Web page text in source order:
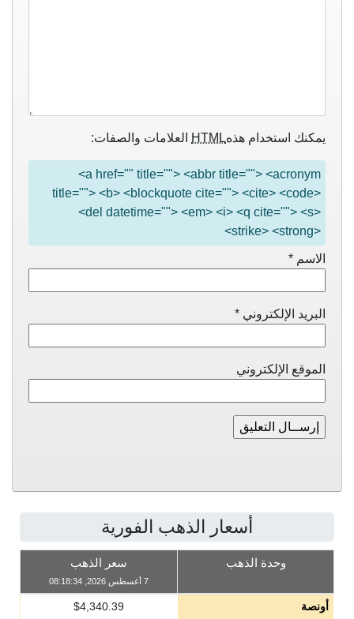
يمكنك استخدام هذهHTML العلامات والصفات:
<a href="" title=""> <abbr title=""> <acronym
title=""> <b> <blockquote cite=""> <cite> <code>
<del datetime=""> <em> <i> <q cite=""> <s>
<strike> <strong>
الاسم *
البريد الإلكتروني *
الموقع الإلكتروني
أسعار الذهب الفورية
وحدة الذهب سعر الذهب
7 أغسطس 2026, 08:18:34
أونصة $4,340.39